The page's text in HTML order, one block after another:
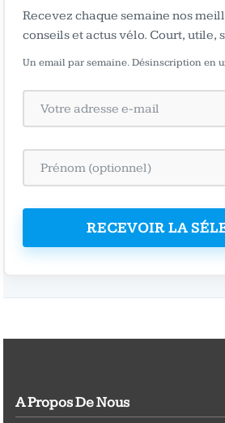
Recevez chaque semaine nos
conseils et actus vélo. Court, utile,
Un email par semaine. Désinscription en
RECEVOIR LA
A Propos De Nous